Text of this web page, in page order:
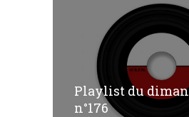
Playlist du
n°176